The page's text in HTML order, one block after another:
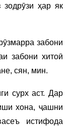
ҳар як
забони
забони хитоӣ
сян, мин.
сурх аст. Дар
хона, ҷашни
истифода